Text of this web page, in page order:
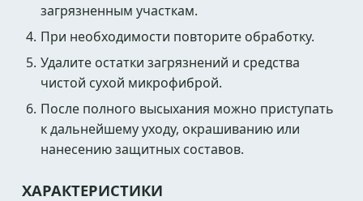
загрязненным участкам.
При необходимости повторите обработку.
Удалите остатки загрязнений и средства
чистой сухой микрофиброй.
После полного высыхания можно приступать
к дальнейшему уходу, окрашиванию или
нанесению защитных составов.
ХАРАКТЕРИСТИКИ